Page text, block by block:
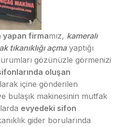
yapan firmamız, kameralı
tıkanıklığı açma yaptığı
gözünüzle görmenizi
oluşan
içine gönderilen
bulaşık makinesinin mutfak
evyedeki sifon
gider borularında